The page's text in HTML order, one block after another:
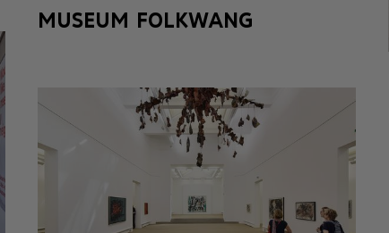
MUSEUM FOLKWANG